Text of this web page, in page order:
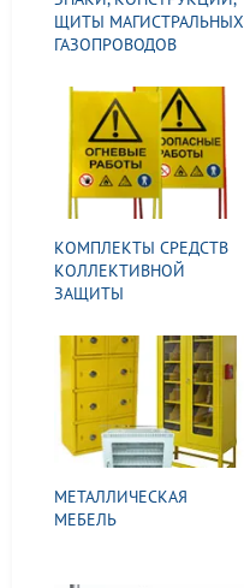
ЩИТЫ МАГИСТРАЛЬНЫХ
ГАЗОПРОВОДОВ
КОМПЛЕКТЫ СРЕДСТВ
КОЛЛЕКТИВНОЙ
ЗАЩИТЫ
МЕТАЛЛИЧЕСКАЯ
МЕБЕЛЬ